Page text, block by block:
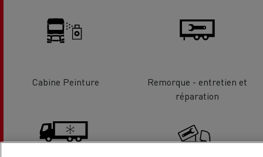
Cabine Peinture
Remorque - entretien et
réparation